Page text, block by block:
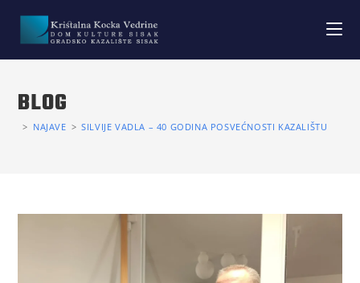
BLOG
> NAJAVE > SILVIJE VADLA – 40 GODINA POSVEĆNOSTI KAZALIŠTU